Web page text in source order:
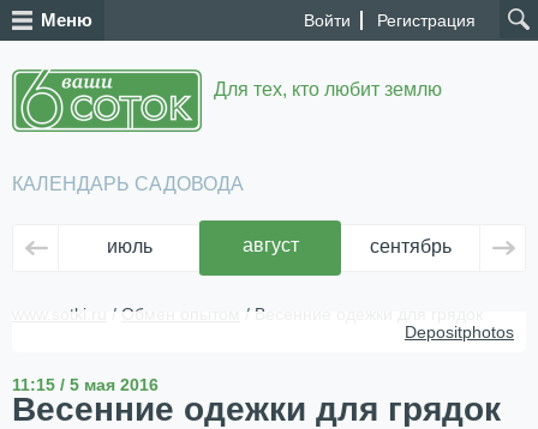
Войти Регистрация
Меню
Для тех, кто любит землю
КАЛЕНДАРЬ САДОВОДА
июль август сентябрь
www.sotki.ru / Обмен опытом
/ Весенние одежки для грядок
Depositphotos
11:15 / 5 мая 2016
Весенние одежки для грядок